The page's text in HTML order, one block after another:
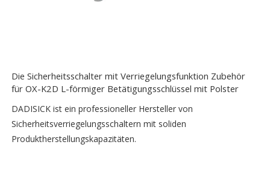
Die Sicherheitsschalter mit Verriegelungsfunktion Zubehör
für OX-K2D L-förmiger Betätigungsschlüssel mit Polster
DADISICK ist ein professioneller Hersteller von
Sicherheitsverriegelungsschaltern mit soliden
Produktherstellungskapazitäten.